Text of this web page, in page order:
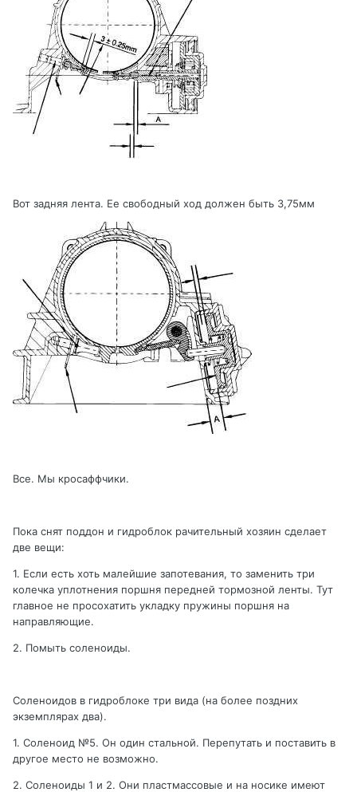
Вот задняя лента. Ее свободный ход должен быть 3,75мм
Все. Мы кросаффчики.
Пока снят поддон и гидроблок рачительный хозяин сделает
две вещи:
1. Если есть хоть малейшие запотевания, то заменить три
колечка уплотнения поршня передней тормозной ленты. Тут
главное не просохатить укладку пружины поршня на
направляющие.
2. Помыть соленоиды.
Соленоидов в гидроблоке три вида (на более поздних
экземплярах два).
1. Соленоид №5. Он один стальной. Перепутать и поставить в
другое место не возможно.
2. Соленоиды 1 и 2. Они пластмассовые и на носике имеют